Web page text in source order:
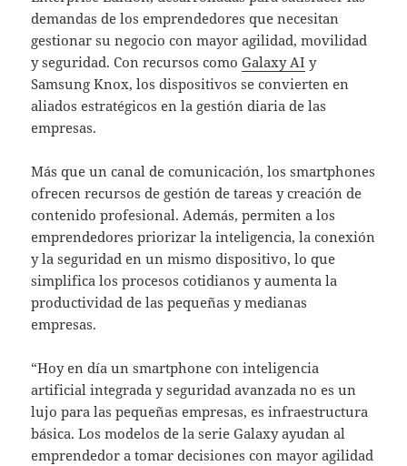
demandas de los emprendedores que necesitan
gestionar su negocio con mayor agilidad, movilidad
y seguridad. Con recursos comoGalaxy AI y
Samsung Knox, los dispositivos se convierten en
aliados estratégicos en la gestión diaria de las
empresas. ​ ​
Más que un canal de comunicación, los smartphones
ofrecen recursos de gestión de tareas y creación de
contenido profesional. Además, permiten a los
emprendedores priorizar la inteligencia, la conexión
y la seguridad en un mismo dispositivo, lo que
simplifica los procesos cotidianos y aumenta la
productividad de las pequeñas y medianas
empresas.
“Hoy en día un smartphone con inteligencia
artificial integrada y seguridad avanzada no es un
lujo para las pequeñas empresas, es infraestructura
básica. Los modelos de la serie Galaxy ayudan al
emprendedor a tomar decisiones con mayor agilidad